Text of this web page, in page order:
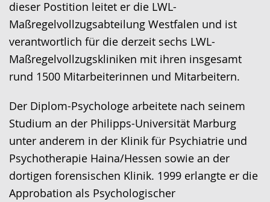
angezeigt.
dieser Postition leitet er die LWL-
Maßregelvollzugsabteilung Westfalen und ist
verantwortlich für die derzeit sechs LWL-
Maßregelvollzugskliniken mit ihren insgesamt
rund 1500 Mitarbeiterinnen und Mitarbeitern.
Der Diplom-Psychologe arbeitete nach seinem
Studium an der Philipps-Universität Marburg
unter anderem in der Klinik für Psychiatrie und
Psychotherapie Haina/Hessen sowie an der
dortigen forensischen Klinik. 1999 erlangte er die
Approbation als Psychologischer